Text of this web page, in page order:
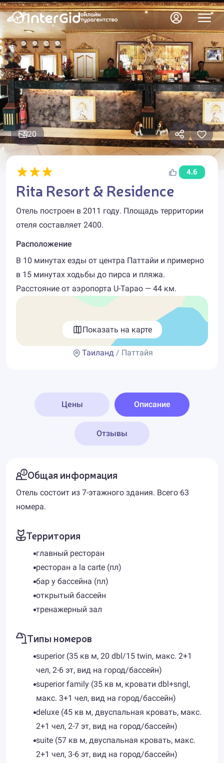
20
4.6
Rita Resort & Residence
Отель построен в 2011 году. Площадь территории
отеля составляет 2400.
Расположение
В 10 минутах езды от центра Паттайи и примерно
в 15 минутах ходьбы до пирса и пляжа.
Расстояние от аэропорта U-Tapao — 44 км.
Показать на карте
Таиланд/ Паттайя
Цены Описание
Отзывы
Общая информация
Отель состоит из 7-этажного здания. Всего 63
номера.
Территория
главный ресторан
ресторан a la carte (пл)
бар у бассейна (пл)
открытый бассейн
тренажерный зал
Типы номеров
superior (35 кв м, 20 dbl/15 twin, макс. 2+1
чел, 2-6 эт, вид на город/бассейн)
superior family (35 кв м, кровати dbl+sngl,
макс. 3+1 чел, вид на город/бассейн)
deluxe (45 кв м, двуспальная кровать, макс.
2+1 чел, 2-7 эт, вид на город/бассейн)
suite (57 кв м, двуспальная кровать, макс.
2+1 чел, 3-6 эт, вид на город/бассейн)